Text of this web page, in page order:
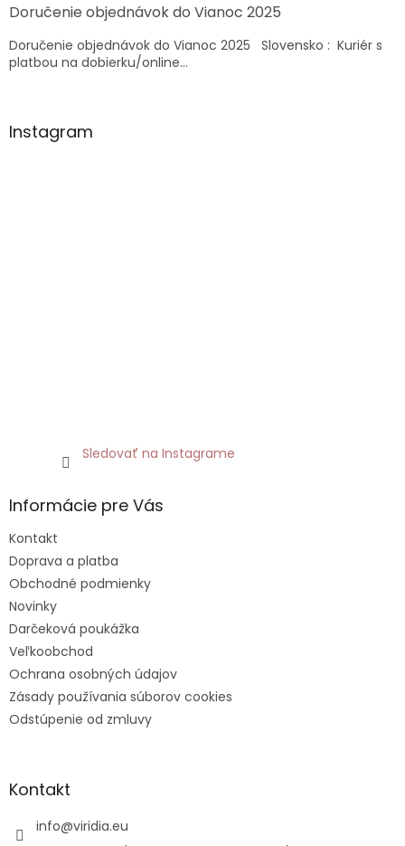
Doručenie objednávok do Vianoc 2025
Doručenie objednávok do Vianoc 2025 Slovensko : Kuriér s
platbou na dobierku/online...
Instagram
Sledovať na Instagrame
Informácie pre Vás
Kontakt
Doprava a platba
Obchodné podmienky
Novinky
Darčeková poukážka
Veľkoobchod
Ochrana osobných údajov
Zásady používania súborov cookies
Odstúpenie od zmluvy
Kontakt
info@viridia.eu